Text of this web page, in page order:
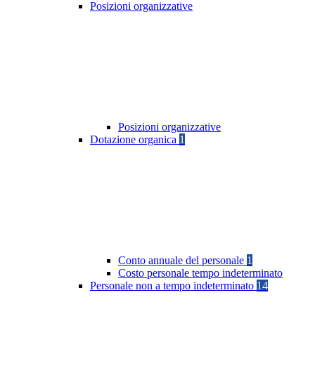
Posizioni organizzative
Posizioni organizzative
Dotazione organica 1
Conto annuale del personale 1
Costo personale tempo indeterminato
Personale non a tempo indeterminato 14